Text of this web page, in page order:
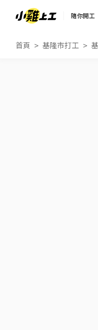
隨你開工
首頁 基隆市打工